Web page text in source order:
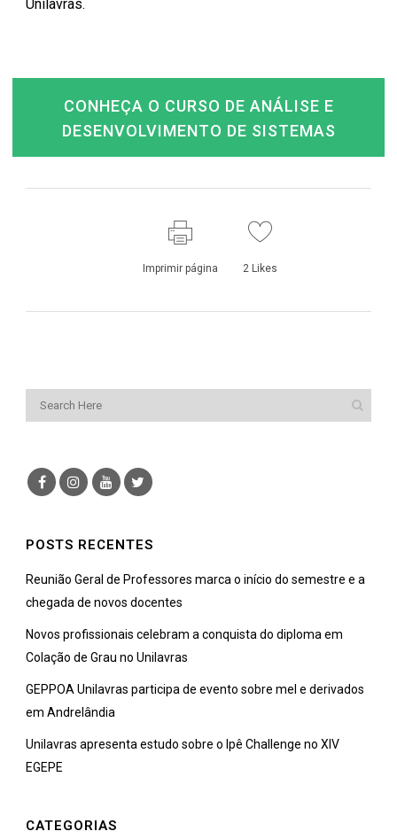
Unilavras.
CONHEÇA O CURSO DE ANÁLISE E
DESENVOLVIMENTO DE SISTEMAS
Imprimir página 2Likes
POSTS RECENTES
Reunião Geral de Professores marca o início do semestre e a
chegada de novos docentes
Novos profissionais celebram a conquista do diploma em
Colação de Grau no Unilavras
GEPPOA Unilavras participa de evento sobre mel e derivados
em Andrelândia
Unilavras apresenta estudo sobre o Ipê Challenge no XIV
EGEPE
CATEGORIAS